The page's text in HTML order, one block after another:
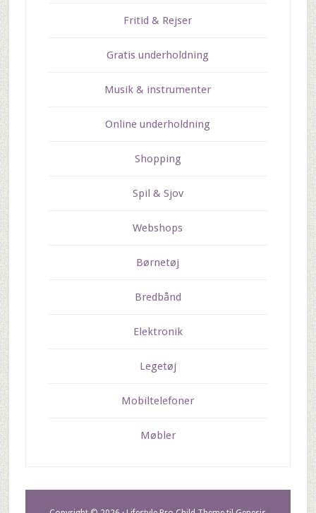
Fritid & Rejser
Gratis underholdning
Musik & instrumenter
Online underholdning
Shopping
Spil & Sjov
Webshops
Børnetøj
Bredbånd
Elektronik
Legetøj
Mobiltelefoner
Møbler